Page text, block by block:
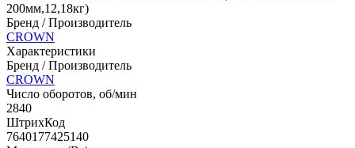
200мм,12,18кг)
Бренд / Производитель
CROWN
Характеристики
Бренд / Производитель
CROWN
Число оборотов, об/мин
2840
ШтрихКод
7640177425140